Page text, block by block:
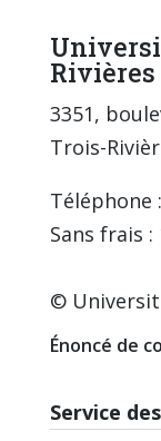
Rivières
3351,
Trois-
Téléphone
Sans frais :
©
Énoncé de
Service